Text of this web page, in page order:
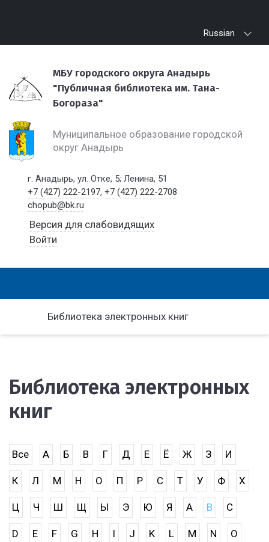
Russian
МБУ городского округа Анадырь
"Публичная библиотека им. Тана-
Богораза"
Муниципальное образование городской
округ Анадырь
г. Анадырь, ул. Отке, 5; Ленина, 51
+7 (427) 222-2197,+7 (427) 222-2708
chopub@bk.ru
Версия для слабовидящих
Войти
Библиотека электронных книг
Библиотека электронных
книг
Все А Б В Г Д Е Ё Ж З И
К Л М Н О П Р С Т У Ф Х
Ц Ч Ш Щ Ы Э Ю Я A B C
D E F G H I J K L M N O